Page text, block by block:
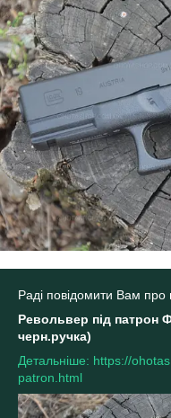
Раді повідомити Вам
Револьвер під патрон
черн.ручка)
Детальніше: https://
patron.html